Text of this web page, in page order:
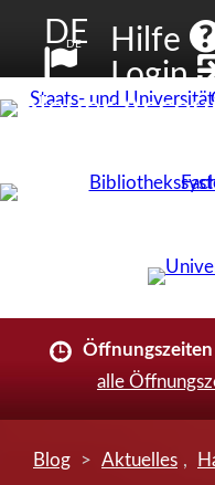
DE
DE Hilfe
Login
Neuer
Öffnungszeiten
alle
Blog > Aktuelles ,